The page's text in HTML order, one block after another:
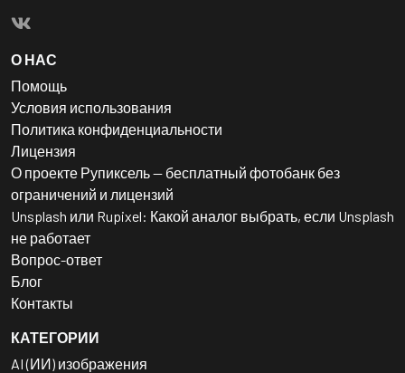
О НАС
Помощь
Условия использования
Политика конфиденциальности
Лицензия
О проекте Рупиксель — бесплатный фотобанк без
ограничений и лицензий
Unsplash или Rupixel: Какой аналог выбрать, если Unsplash
не работает
Вопрос-ответ
Блог
Контакты
КАТЕГОРИИ
AI (ИИ) изображения